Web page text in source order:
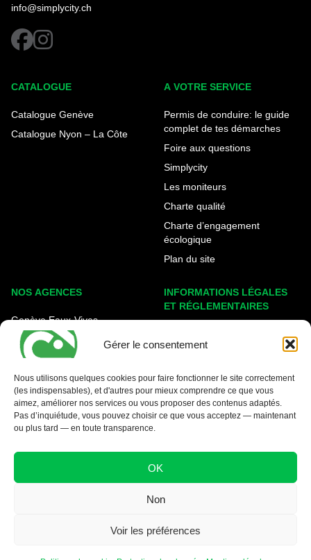
Gérer le consentement
Nous utilisons quelques cookies pour faire fonctionner le site correctement
(les indispensables), et d'autres pour mieux comprendre ce que vous
aimez, améliorer nos services ou vous proposer des contenus adaptés.
Pas d’inquiétude, vous pouvez choisir ce que vous acceptez — maintenant
ou plus tard — en toute transparence.
OK
Non
Voir les préférences
info@simplycity.ch
facebookinstagram
CATALOGUE
Catalogue Genève
Catalogue Nyon – La Côte
A VOTRE SERVICE
Permis de conduire: le guide
complet de tes démarches
Foire aux questions
Simplycity
Les moniteurs
Charte qualité
Charte d’engagement
écologique
Plan du site
NOS AGENCES
Genève Eaux-Vives
Carouge - Rondeau
Nyon - La Côte
INFORMATIONS LÉGALES
ET RÉGLEMENTAIRES
Protection des données
Conditions générales